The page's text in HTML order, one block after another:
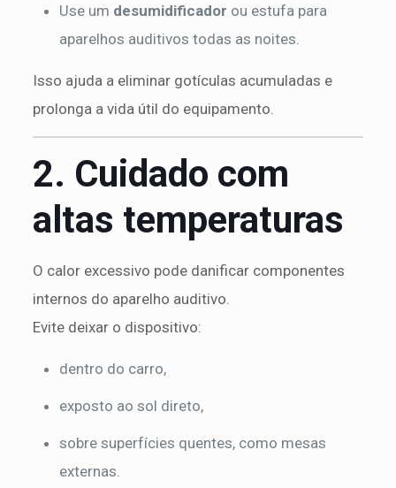
Use um desumidificador ou estufa para
aparelhos auditivos todas as noites.
Isso ajuda a eliminar gotículas acumuladas e
prolonga a vida útil do equipamento.
2. Cuidado com
altas temperaturas
O calor excessivo pode danificar componentes
internos do aparelho auditivo.
Evite deixar o dispositivo:
dentro do carro,
exposto ao sol direto,
sobre superfícies quentes, como mesas
externas.